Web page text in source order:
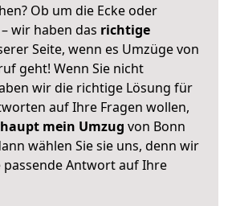
Ob um die Ecke oder
wir haben das richtige
Seite, wenn es Umzüge von
geht! Wenn Sie nicht
wir die richtige Lösung für
auf Ihre Fragen wollen,
mein Umzug von Bonn
wählen Sie sie uns, denn wir
Antwort auf Ihre